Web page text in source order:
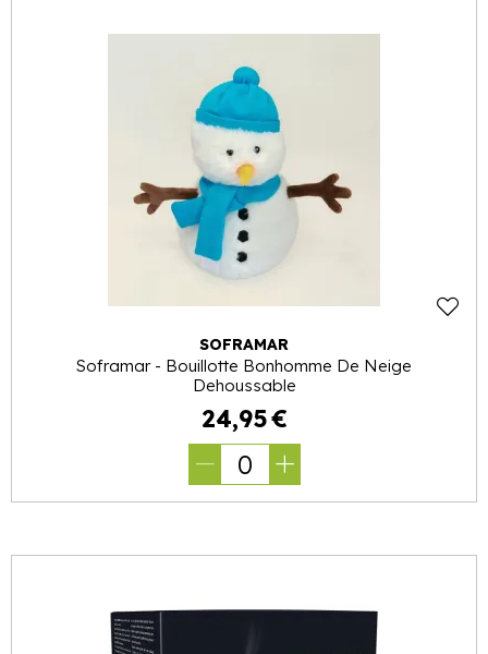
SOFRAMAR
Soframar - Bouillotte Bonhomme De Neige
Dehoussable
24,95€
0